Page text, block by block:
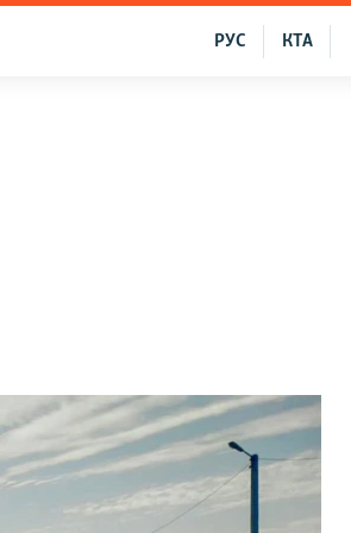
КТА
РУС